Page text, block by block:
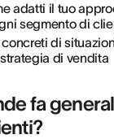
adatti il tuo
segmento di
di
di vendita
fa